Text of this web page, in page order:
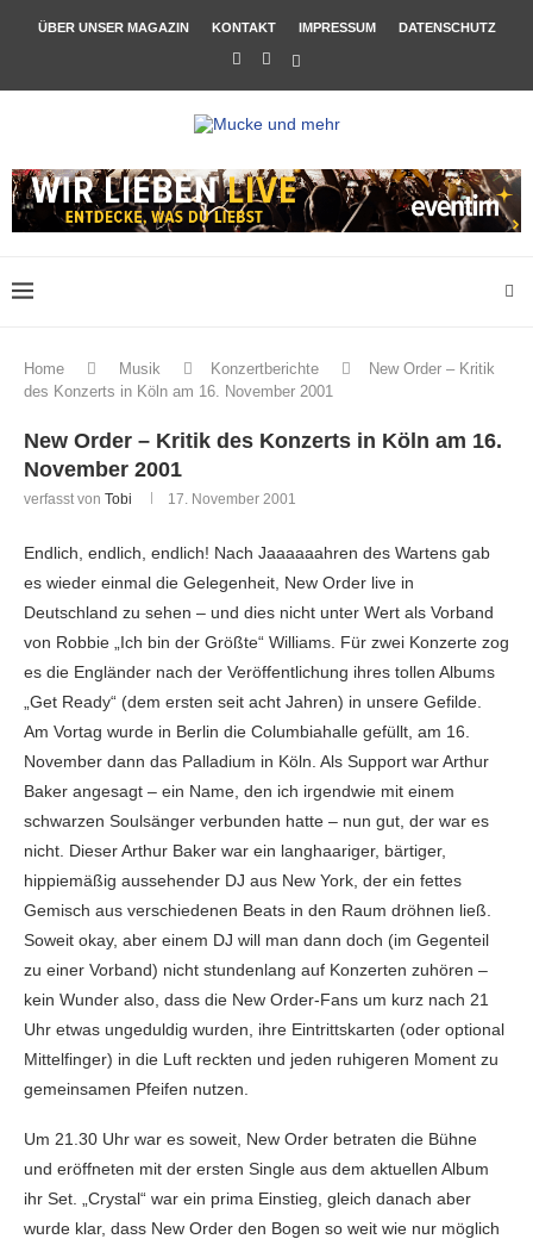
ÜBER UNSER MAGAZIN KONTAKT IMPRESSUM DATENSCHUTZ
Home Musik Konzertberichte
New Order – Kritik
des Konzerts in Köln am 16. November 2001
New Order – Kritik des Konzerts in Köln am 16.
November 2001
verfasst von Tobi 17. November 2001
Endlich, endlich, endlich! Nach Jaaaaaahren des Wartens gab
es wieder einmal die Gelegenheit, New Order live in
Deutschland zu sehen – und dies nicht unter Wert als Vorband
von Robbie „Ich bin der Größte“ Williams. Für zwei Konzerte zog
es die Engländer nach der Veröffentlichung ihres tollen Albums
„Get Ready“ (dem ersten seit acht Jahren) in unsere Gefilde.
Am Vortag wurde in Berlin die Columbiahalle gefüllt, am 16.
November dann das Palladium in Köln. Als Support war Arthur
Baker angesagt – ein Name, den ich irgendwie mit einem
schwarzen Soulsänger verbunden hatte – nun gut, der war es
nicht. Dieser Arthur Baker war ein langhaariger, bärtiger,
hippiemäßig aussehender DJ aus New York, der ein fettes
Gemisch aus verschiedenen Beats in den Raum dröhnen ließ.
Soweit okay, aber einem DJ will man dann doch (im Gegenteil
zu einer Vorband) nicht stundenlang auf Konzerten zuhören –
kein Wunder also, dass die New Order-Fans um kurz nach 21
Uhr etwas ungeduldig wurden, ihre Eintrittskarten (oder optional
Mittelfinger) in die Luft reckten und jeden ruhigeren Moment zu
gemeinsamen Pfeifen nutzen.
Um 21.30 Uhr war es soweit, New Order betraten die Bühne
und eröffneten mit der ersten Single aus dem aktuellen Album
ihr Set. „Crystal“ war ein prima Einstieg, gleich danach aber
wurde klar, dass New Order den Bogen so weit wie nur möglich